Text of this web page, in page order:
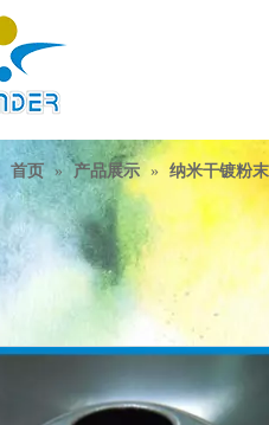
首页 » 产品展示 » 纳米干镀粉